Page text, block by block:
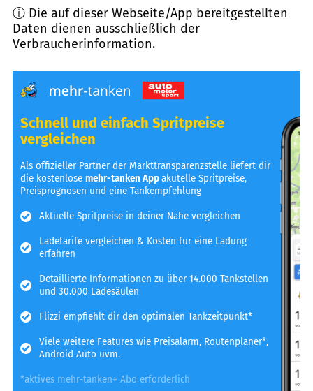
ⓘ Die auf dieser Webseite/App bereitgestellten
Daten dienen ausschließlich der
Verbraucherinformation.
Schnell und einfach Spritpreise
vergleichen
Als offizieller Partner der Markttransparenzstelle liefert dir
die kostenlosemehr-tanken Appakutelle Spritpreise,
Preisprognosen und eine Tankempfehlung
Aktuelle Spritpreise in deiner Nähe vergleichen
Ladetarife vergleichen & Kosten für eine Ladung
erfahren
Detaillierte Informationen zu über 14.000 Tankstellen
und 30.000 Ladesäulen
Flizzi empfiehlt dir den optimalen Tankzeitpunkt*
Viele weitere Features wie Preisalarm, Routenplaner*,
Android Auto uvm.
*aktives mehr-tanken+ Abo erforderlich